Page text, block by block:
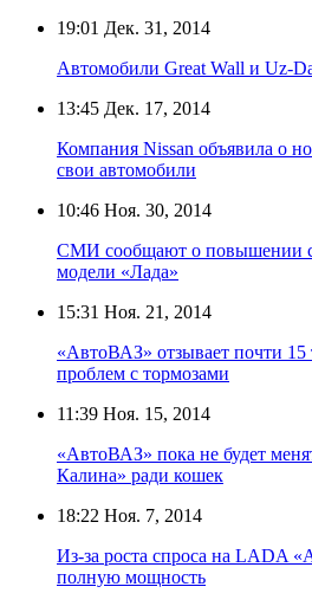
19:01 Дек. 31, 2014
Автомобили Great Wall и Uz-
13:45 Дек. 17, 2014
Компания Nissan объявила о
свои автомобили
10:46 Ноя. 30, 2014
СМИ сообщают о повышении с
модели «Лада»
15:31 Ноя. 21, 2014
«АвтоВАЗ» отзывает почти 15
проблем с тормозами
11:39 Ноя. 15, 2014
«АвтоВАЗ» пока не будет
Калина» ради кошек
18:22 Ноя. 7, 2014
Из-за роста спроса на LADA
полную мощность